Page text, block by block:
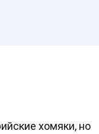
хомяки, но